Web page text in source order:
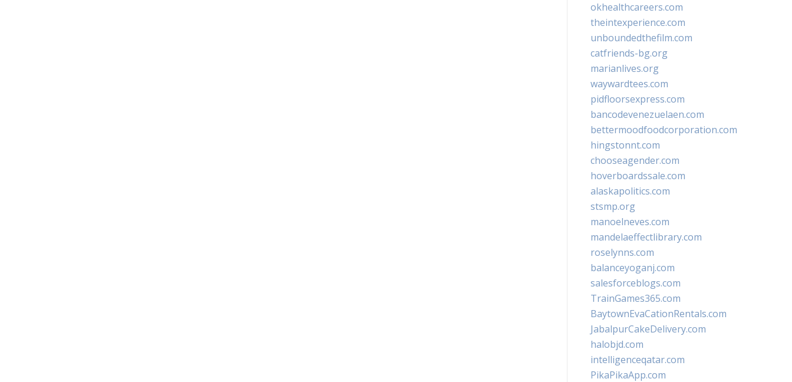
okhealthcareers.com
theintexperience.com
unboundedthefilm.com
catfriends-bg.org
marianlives.org
waywardtees.com
pidfloorsexpress.com
bancodevenezuelaen.com
bettermoodfoodcorporation.com
hingstonnt.com
chooseagender.com
hoverboardssale.com
alaskapolitics.com
stsmp.org
manoelneves.com
mandelaeffectlibrary.com
roselynns.com
balanceyoganj.com
salesforceblogs.com
TrainGames365.com
BaytownEvaCationRentals.com
JabalpurCakeDelivery.com
halobjd.com
intelligenceqatar.com
PikaPikaApp.com